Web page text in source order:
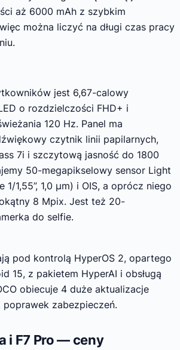
aż 6000 mAh z szybkim
można liczyć na długi czas pracy
jest 6,67-calowy
o rozdzielczości FHD+ i
120 Hz. Panel ma
czytnik linii papilarnych,
7i i szczytową jasność do 1800
50-megapikselowy sensor Light
1/1,55”, 1,0 µm) i OIS, a oprócz niego
8 Mpix. Jest też 20-
do selfie.
pod kontrolą HyperOS 2, opartego
15, z pakietem HyperAI i obsługą
obiecuje 4 duże aktualizacje
zabezpieczeń.
i F7 Pro — ceny